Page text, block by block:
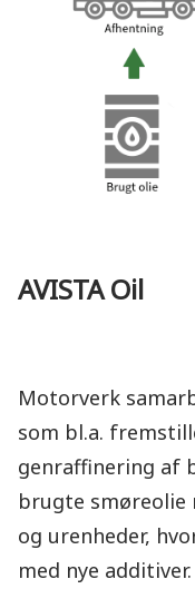
AVISTA Oil
Motorverk
som bl.a.
genraffinering af
brugte smøreolie
og urenheder,
med nye